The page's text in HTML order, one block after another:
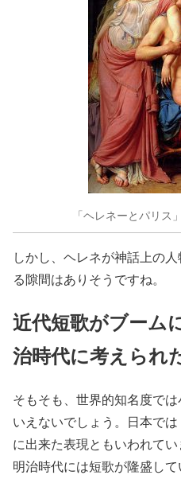
「ヘレネーとパリス
しかし、ヘレネが神話上の
る隙間はありそうですね。
近代短歌がブーム
治時代に考えられ
そもそも、世界的知名度で
いえないでしょう。日本で
に出来た表現ともいわれてい
明治時代には短歌が隆盛し